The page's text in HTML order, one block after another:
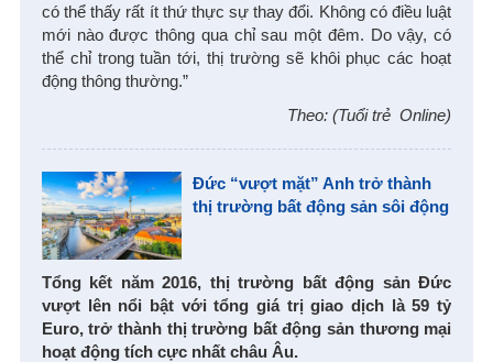
có thể thấy rất ít thứ thực sự thay đổi. Không có điều luật
mới nào được thông qua chỉ sau một đêm. Do vậy, có
thể chỉ trong tuần tới, thị trường sẽ khôi phục các hoạt
động thông thường.”
Theo: (Tuổi trẻ Online)
Đức “vượt mặt” Anh trở thành
thị trường bất động sản sôi động
Tổng kết năm 2016, thị trường bất động sản Đức
vượt lên nổi bật với tổng giá trị giao dịch là 59 tỷ
Euro, trở thành thị trường bất động sản thương mại
hoạt động tích cực nhất châu Âu.